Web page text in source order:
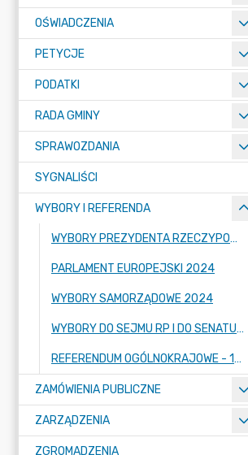
OŚWIADCZENIA
PETYCJE
PODATKI
RADA GMINY
SPRAWOZDANIA
SYGNALIŚCI
WYBORY I REFERENDA
WYBORY PREZYDENTA RZECZYPOSPOLITEJ POLSKIEJ 2025
PARLAMENT EUROPEJSKI 2024
WYBORY SAMORZĄDOWE 2024
WYBORY DO SEJMU RP I DO SENATU RP 2023 R.
REFERENDUM OGÓLNOKRAJOWE - 15.10.2023 R.
ZAMÓWIENIA PUBLICZNE
ZARZĄDZENIA
ZGROMADZENIA